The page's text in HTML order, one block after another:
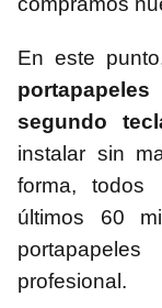
En este
segundo
instalar sin
forma,
últimos 60
profesional.